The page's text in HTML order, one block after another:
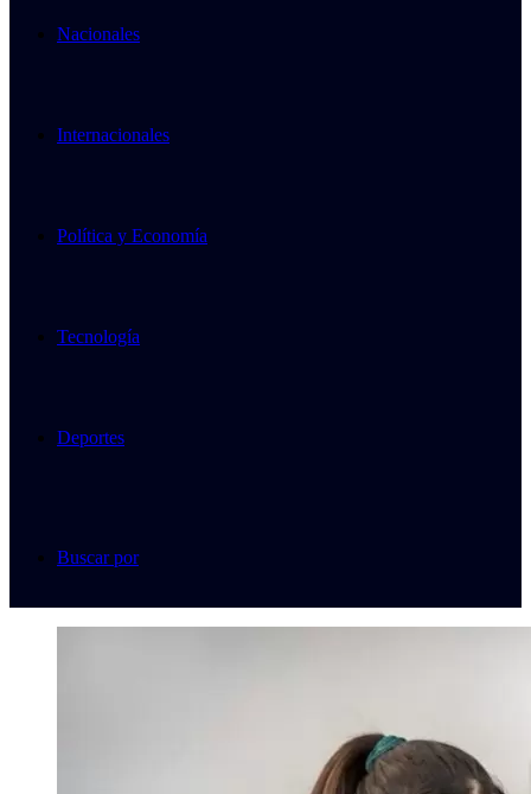
Nacionales
Internacionales
Política y Economía
Tecnología
Deportes
Buscar por